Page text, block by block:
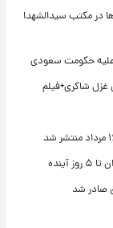
در مکتب سیدالشهدا
علیه حکومت سعودی
شاکری+فیلم
صادر شد